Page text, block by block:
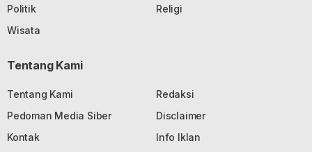
Politik
Religi
Wisata
Tentang Kami
Tentang Kami
Redaksi
Pedoman Media Siber
Disclaimer
Kontak
Info Iklan